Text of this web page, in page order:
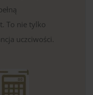
To nie tylko
uczciwości.